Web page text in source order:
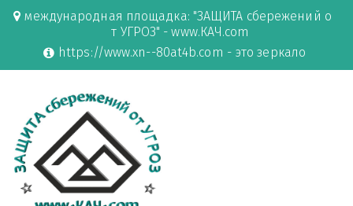
международная площадка: "ЗАЩИТА сбережений о
т УГРОЗ" - www.КАЧ.com
https://www.xn--80at4b.com - это зеркало